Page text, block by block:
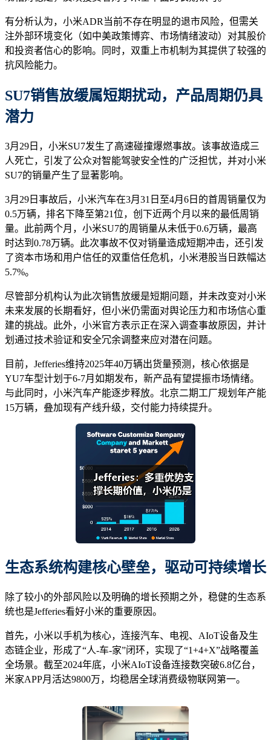
有分析认为，小米ADR当前不存在明显的退市风险，但需关
注外部环境变化（如中美政策博弈、市场情绪波动）对其股价
和投资者信心的影响。同时，双重上市机制为其提供了较强的
抗风险能力。
SU7销售放缓属短期扰动，产品周期仍具
潜力
3月29日，小米SU7发生了高速碰撞爆燃事故。该事故造成三
人死亡，引发了公众对智能驾驶安全性的广泛担忧，并对小米
SU7的销量产生了显著影响。
3月29日事故后，小米汽车在3月31日至4月6日的首周销量仅为
0.5万辆，排名下降至第21位，创下近两个月以来的最低周销
量。此前两个月，小米SU7的周销量从未低于0.6万辆，最高
时达到0.78万辆。此次事故不仅对销量造成短期冲击，还引发
了资本市场和用户信任的双重信任危机，小米港股当日跌幅达
5.7%。
尽管部分机构认为此次销售放缓是短期问题，并未改变对小米
未来发展的长期看好，但小米仍需面对舆论压力和市场信心重
建的挑战。此外，小米官方表示正在深入调查事故原因，并计
划通过技术验证和安全冗余调整来应对潜在问题。
目前，Jefferies维持2025年40万辆出货量预测，核心依据是
YU7车型计划于6-7月如期发布，新产品有望提振市场情绪。
与此同时，小米汽车产能逐步释放。北京二期工厂规划年产能
15万辆，叠加现有产线升级，交付能力持续提升。
生态系统构建核心壁垒，驱动可持续增长
除了较小的外部风险以及明确的增长预期之外，稳健的生态系
统也是Jefferies看好小米的重要原因。
首先，小米以手机为核心，连接汽车、电视、AIoT设备及生
态链企业，形成了“人-车-家”闭环，实现了“1+4+X”战略覆盖
全场景。截至2024年底，小米AIoT设备连接数突破6.8亿台，
米家APP月活达9800万，均稳居全球消费级物联网第一。